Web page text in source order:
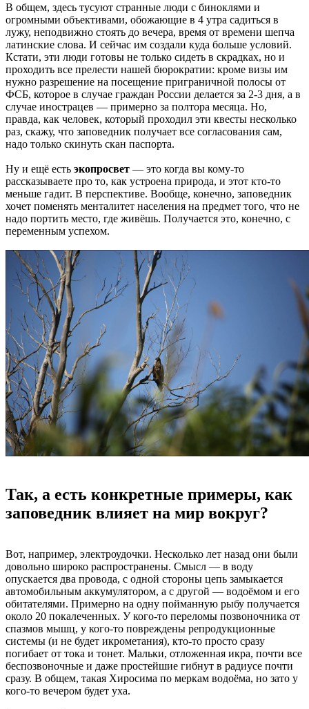
В общем, здесь тусуют странные люди с биноклями и
огромными объективами, обожающие в 4 утра садиться в
лужу, неподвижно стоять до вечера, время от времени шепча
латинские слова. И сейчас им создали куда больше условий.
Кстати, эти люди готовы не только сидеть в скрадках, но и
проходить все прелести нашей бюрократии: кроме визы им
нужно разрешение на посещение приграничной полосы от
ФСБ, которое в случае граждан России делается за 2-3 дня, а в
случае инострацев — примерно за полтора месяца. Но,
правда, как человек, который проходил эти квесты несколько
раз, скажу, что заповедник получает все согласования сам,
надо только скинуть скан паспорта.
Ну и ещё есть экопросвет — это когда вы кому-то
рассказываете про то, как устроена природа, и этот кто-то
меньше гадит. В перспективе. Вообще, конечно, заповедник
хочет поменять менталитет населения на предмет того, что не
надо портить место, где живёшь. Получается это, конечно, с
переменным успехом.
Так, а есть конкретные примеры, как
заповедник влияет на мир вокруг?
Вот, например, электроудочки. Несколько лет назад они были
довольно широко распространены. Смысл — в воду
опускается два провода, с одной стороны цепь замыкается
автомобильным аккумулятором, а с другой — водоёмом и его
обитателями. Примерно на одну пойманную рыбу получается
около 20 покалеченных. У кого-то переломы позвоночника от
спазмов мышц, у кого-то повреждены репродукционные
системы (и не будет икрометания), кто-то просто сразу
погибает от тока и тонет. Мальки, отложенная икра, почти все
беспозвоночные и даже простейшие гибнут в радиусе почти
сразу. В общем, такая Хиросима по меркам водоёма, но зато у
кого-то вечером будет уха.